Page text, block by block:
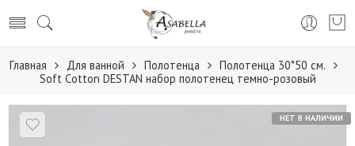
Главная Для ванной Полотенца
Полотенца 30*50 см.
Soft Сotton DESTAN набор полотенец темно-розовый
НЕТ В НАЛИЧИИ